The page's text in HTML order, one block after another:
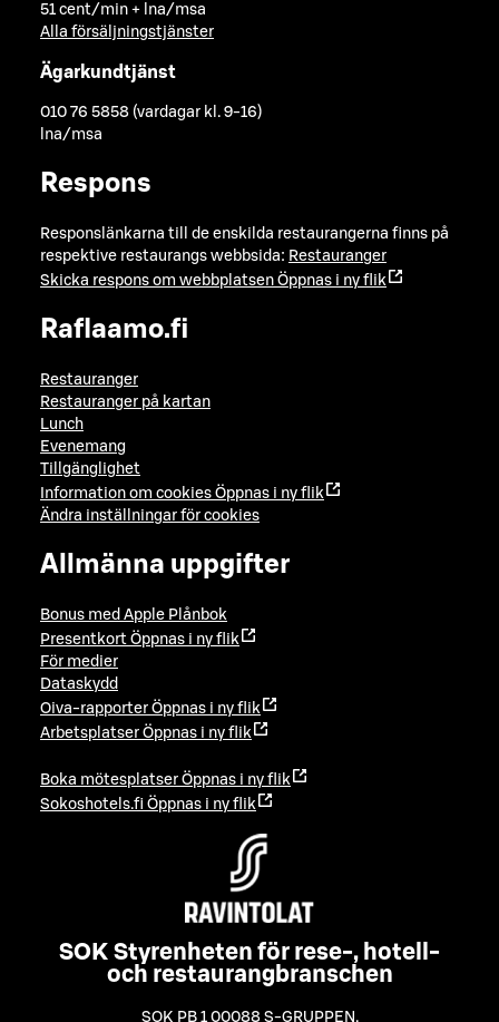
51 cent/min + lna/msa
Alla försäljningstjänster
Ägarkundtjänst
010 76 5858 (vardagar kl. 9-16)
lna/msa
Respons
Responslänkarna till de enskilda restaurangerna finns på
respektive restaurangs webbsida: Restauranger
Skicka respons om webbplatsen Öppnas i ny flik
Raflaamo.fi
Restauranger
Restauranger på kartan
Lunch
Evenemang
Tillgänglighet
Information om cookies Öppnas i ny flik
Ändra inställningar för cookies
Allmänna uppgifter
Bonus med Apple Plånbok
Presentkort Öppnas i ny flik
För medier
Dataskydd
Oiva-rapporter Öppnas i ny flik
Arbetsplatser Öppnas i ny flik
Boka mötesplatser Öppnas i ny flik
Sokoshotels.fi Öppnas i ny flik
SOK Styrenheten för rese-, hotell-
och restaurangbranschen
SOK PB 1 00088 S-GRUPPEN ,